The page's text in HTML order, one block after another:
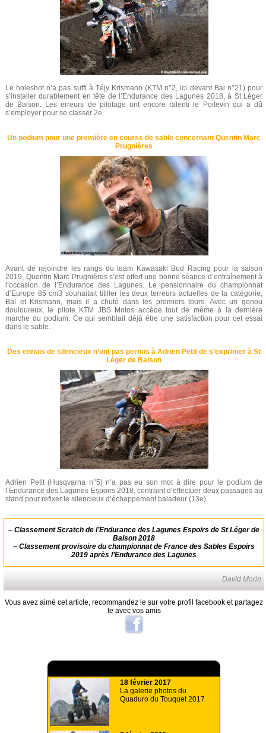
Le holeshot n’a pas suffi à Téjy Krismann (KTM n°2, ici devant Bal n°21) pour
s’installer durablement en tête de l’Endurance des Lagunes 2018, à St Léger
de Balson. Les erreurs de pilotage ont encore ralenti le Poitevin qui a dû
s’employer pour se classer 2e.
Un podium pour une première en course de sable concernant Quentin Marc
Prugnières
Avant de rejoindre les rangs du team Kawasaki Bud Racing pour la saison
2019, Quentin Marc Prugnières s’est offert une bonne séance d’entraînement à
l’occasion de l’Endurance des Lagunes. Le pensionnaire du championnat
d’Europe 85 cm3 souhaitait titiller les deux terreurs actuelles de la catégorie,
Bal et Krismann, mais il a chuté dans les premiers tours. Avec un genou
douloureux, le pilote KTM JBS Motos accède tout de même à la dernière
marche du podium. Ce qui semblait déjà être une satisfaction pour cet essai
dans le sable.
Des ennuis de silencieux n’ont pas permis à Adrien Petit de s’exprimer à St
Léger de Balson
Adrien Petit (Husqvarna n°5) n’a pas eu son mot à dire pour le podium de
l’Endurance des Lagunes Espoirs 2018, contraint d’effectuer deux passages au
stand pour refixer le silencieux d’échappement baladeur (13e).
– Classement Scratch de l’Endurance des Lagunes Espoirs de St Léger de
Balson 2018
– Classement provisoire du championnat de France des Sables Espoirs
2019 après l’Endurance des Lagunes
David Morin
Vous avez aimé cet article, recommandez le sur votre profil facebook et partagez
le avec vos amis
18 février 2017
La galerie photos du
Quaduro du Touquet 2017